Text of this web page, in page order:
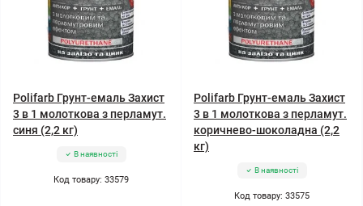
Polifarb Грунт-емаль Захист
3 в 1 молоткова з перламут.
синя (2,2 кг)
В наявності
Код товару: 33579
Polifarb Грунт-емаль Захист
3 в 1 молоткова з перламут.
коричнево-шоколадна (2,2
кг)
В наявності
Код товару: 33575